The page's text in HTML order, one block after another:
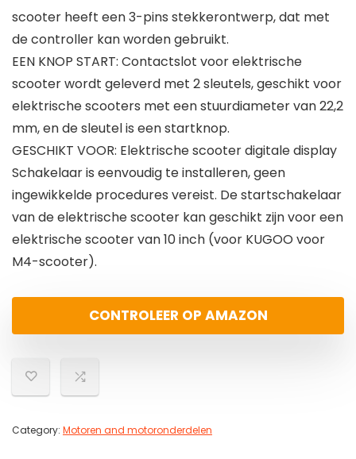
scooter heeft een 3-pins stekkerontwerp, dat met
de controller kan worden gebruikt.
EEN KNOP START: Contactslot voor elektrische
scooter wordt geleverd met 2 sleutels, geschikt voor
elektrische scooters met een stuurdiameter van 22,2
mm, en de sleutel is een startknop.
GESCHIKT VOOR: Elektrische scooter digitale display
Schakelaar is eenvoudig te installeren, geen
ingewikkelde procedures vereist. De startschakelaar
van de elektrische scooter kan geschikt zijn voor een
elektrische scooter van 10 inch (voor KUGOO voor
M4-scooter).
CONTROLEER OP AMAZON
Category: Motoren and motoronderdelen